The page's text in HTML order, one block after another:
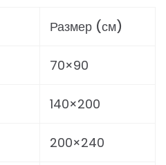
Размер (см)
70×90
140×200
200×240